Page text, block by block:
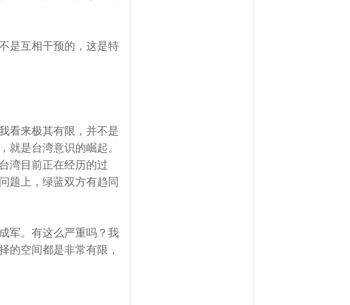
是互相干预的，这是特
看来极其有限，并不是
就是台湾意识的崛起。
湾目前正在经历的过
题上，绿蓝双方有趋同
军。有这么严重吗？我
的空间都是非常有限，